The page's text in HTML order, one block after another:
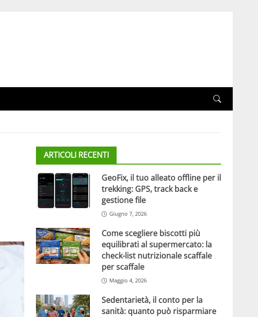
ARTICOLI RECENTI
GeoFix, il tuo alleato offline per il
trekking: GPS, track back e
gestione file
Giugno 7, 2026
Come scegliere biscotti più
equilibrati al supermercato: la
check-list nutrizionale scaffale
per scaffale
Maggio 4, 2026
Sedentarietà, il conto per la
sanità: quanto può risparmiare